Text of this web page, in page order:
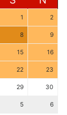
1 2
8 9
15 16
22 23
29 30
5 6